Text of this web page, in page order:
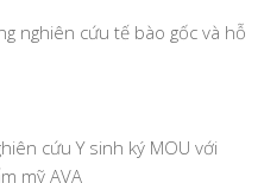
nghiên cứu tế bào gốc và hỗ
cứu Y sinh ký MOU với
mỹ AVA